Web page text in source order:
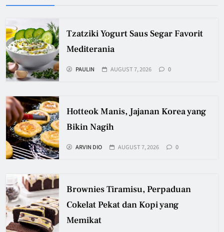
Tzatziki Yogurt Saus Segar Favorit
Mediterania
PAULIN AUGUST 7, 2026 0
Hotteok Manis, Jajanan Korea yang
Bikin Nagih
ARVIN DIO AUGUST 7, 2026 0
Brownies Tiramisu, Perpaduan
Cokelat Pekat dan Kopi yang
Memikat